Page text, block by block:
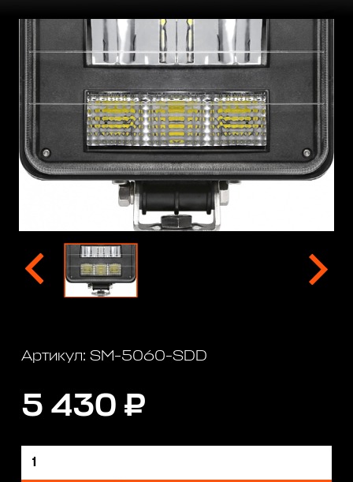
Артикул: SM-5060-SDD
5 430 ₽